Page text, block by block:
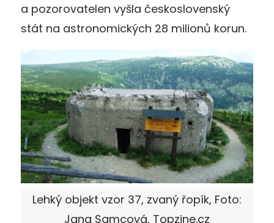
a pozorovatelen vyšla československý
stát na astronomických 28 milionů korun.
Lehký objekt vzor 37, zvaný řopík, Foto:
Jana Samcová, Topzine.cz